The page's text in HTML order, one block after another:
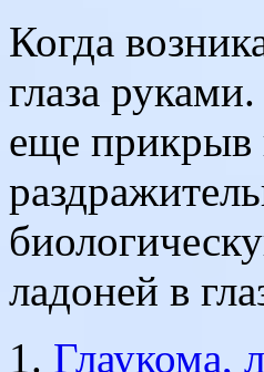
Когда
глаза
еще прикрыв
ладоней в
Глаукома,